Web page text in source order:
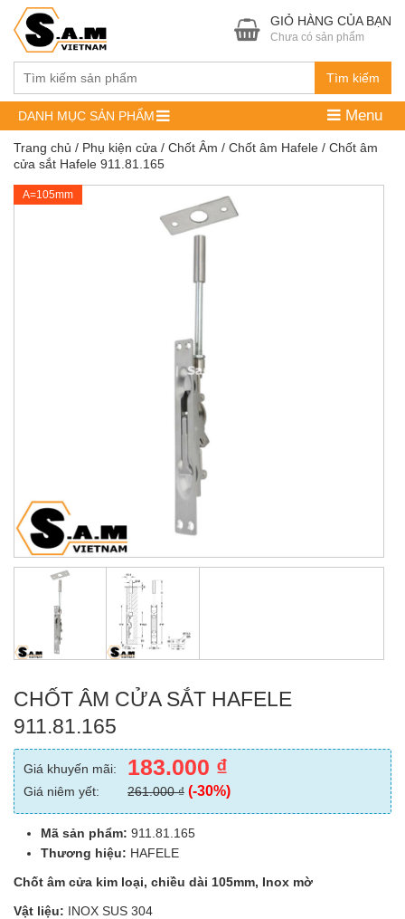
Tìm kiếm
GIỎ HÀNG CỦA BẠN
Chưa có sản phẩm
DANH MỤC SẢN PHẨM Menu
Trang chủ / Phụ kiện cửa / Chốt Âm / Chốt âm Hafele / Chốt âm
cửa sắt Hafele 911.81.165
A=105mm
CHỐT ÂM CỬA SẮT HAFELE
911.81.165
Giá khuyến mãi: 183.000 ₫
Giá niêm yết: 261.000₫ (-30%)
Mã sản phẩm: 911.81.165
Thương hiệu: HAFELE
Chốt âm cửa kim loại, chiều dài 105mm, Inox mờ
Vật liệu: INOX SUS 304